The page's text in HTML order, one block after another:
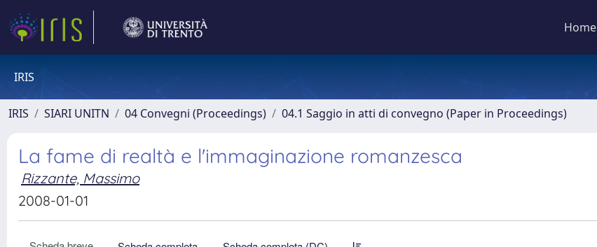
Home
IRIS
IRIS SIARI UNITN 04 Convegni (Proceedings) 04.1 Saggio in atti di convegno (Paper in Proceedings)
La fame di realtà e l'immaginazione romanzesca
Rizzante, Massimo
2008-01-01